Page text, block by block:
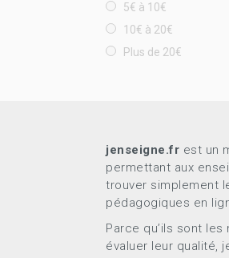
5€ à 10€
10€ à 20€
Plus de 20€
jenseigne.fr est un
permettant aux
trouver simplement
pédagogiques en
Parce qu’ils sont
évaluer leur qualité,